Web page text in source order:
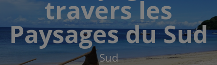
travers les
Paysages du Sud
Sud